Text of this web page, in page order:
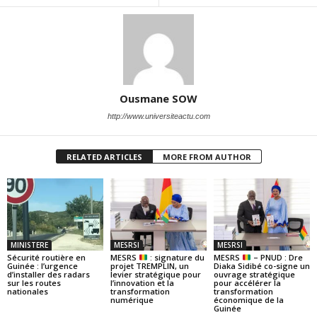
Ousmane SOW
http://www.universiteactu.com
RELATED ARTICLES MORE FROM AUTHOR
MINISTERE
Sécurité routière en
Guinée : l’urgence
d’installer des radars
sur les routes
nationales
MESRSI
MESRS
: signature du
projet TREMPLIN, un
levier stratégique pour
l’innovation et la
transformation
numérique
MESRSI
MESRS
– PNUD : Dre
Diaka Sidibé co-signe un
ouvrage stratégique
pour accélérer la
transformation
économique de la
Guinée